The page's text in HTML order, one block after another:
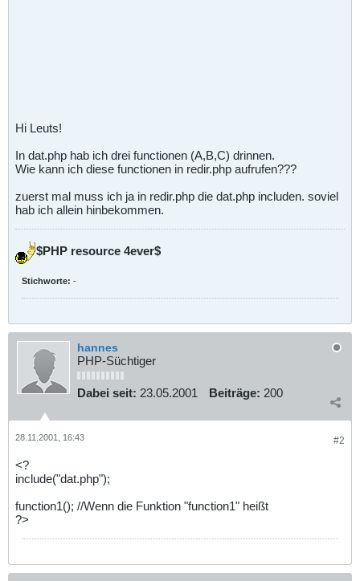
Hi Leuts!
In dat.php hab ich drei functionen (A,B,C) drinnen.
Wie kann ich diese functionen in redir.php aufrufen???
zuerst mal muss ich ja in redir.php die dat.php includen. soviel
hab ich allein hinbekommen.
$PHP resource 4ever$
Stichworte: -
hannes
PHP-Süchtiger
Dabei seit: 23.05.2001 Beiträge: 200
#2
28.11.2001, 16:43
<?
include("dat.php");
function1(); //Wenn die Funktion "function1" heißt
?>